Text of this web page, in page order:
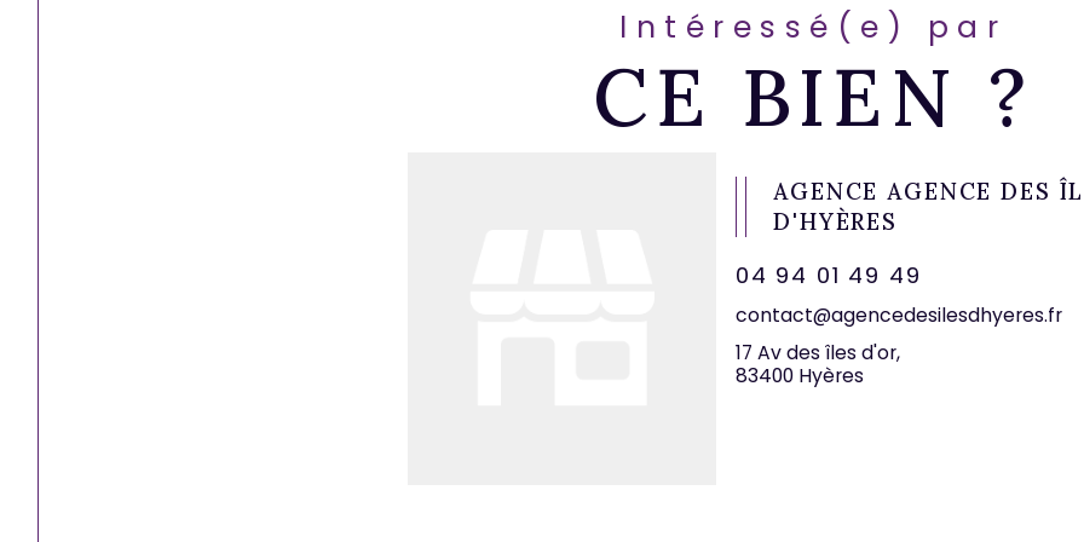
Intéressé(e) par
CE BIEN ?
AGENCE AGENCE DES
D'HYÈRES
04 94 01 49 49
contact@agencedesilesdhyeres.fr
17 Av des îles d'or,
83400 Hyères